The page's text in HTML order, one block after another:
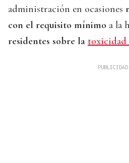
administración en ocasiones
con el requisito mínimo a la
residentes sobre la toxicidad